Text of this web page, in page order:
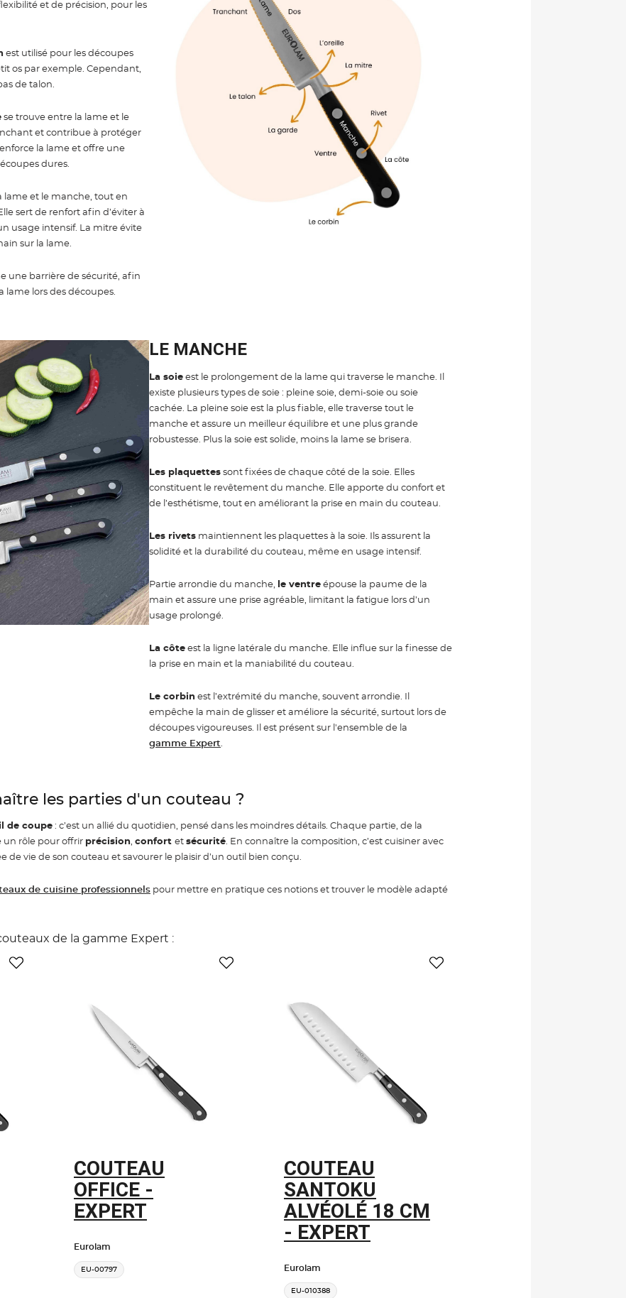
et de précision, pour les
est utilisé pour les découpes
os par exemple. Cependant,
de talon.
se trouve entre la lame et le
et contribue à protéger
la lame et offre une
dures.
lame et le manche, tout en
sert de renfort afin d’éviter à
usage intensif. La mitre évite
sur la lame.
une barrière de sécurité, afin
lame lors des découpes.
LE MANCHE
La soie est le prolongement de la lame qui traverse le manche. Il
existe plusieurs types de soie : pleine soie, demi-soie ou soie
cachée. La pleine soie est la plus fiable, elle traverse tout le
manche et assure un meilleur équilibre et une plus grande
robustesse. Plus la soie est solide, moins la lame se brisera.
Les plaquettes sont fixées de chaque côté de la soie. Elles
constituent le revêtement du manche. Elle apporte du confort et
de l’esthétisme, tout en améliorant la prise en main du couteau.
Les rivets maintiennent les plaquettes à la soie. Ils assurent la
solidité et la durabilité du couteau, même en usage intensif.
Partie arrondie du manche, le ventre épouse la paume de la
main et assure une prise agréable, limitant la fatigue lors d’un
usage prolongé.
La côte est la ligne latérale du manche. Elle influe sur la finesse de
la prise en main et la maniabilité du couteau.
Le corbin est l’extrémité du manche, souvent arrondie. Il
empêche la main de glisser et améliore la sécurité, surtout lors de
découpes vigoureuses. Il est présent sur l'ensemble de la
gamme Expert.
les parties d'un couteau ?
de coupe : c’est un allié du quotidien, pensé dans les moindres détails. Chaque partie, de la
un rôle pour offrir précision, confort et sécurité. En connaître la composition, c’est cuisiner avec
de vie de son couteau et savourer le plaisir d’un outil bien conçu.
de cuisine professionnels pour mettre en pratique ces notions et trouver le modèle adapté
de la gamme Expert :
COUTEAU
OFFICE -
EXPERT
Eurolam
EU-00797
COUTEAU
SANTOKU
ALVÉOLÉ 18 CM
- EXPERT
Eurolam
EU-010388
Newsletter
Valider